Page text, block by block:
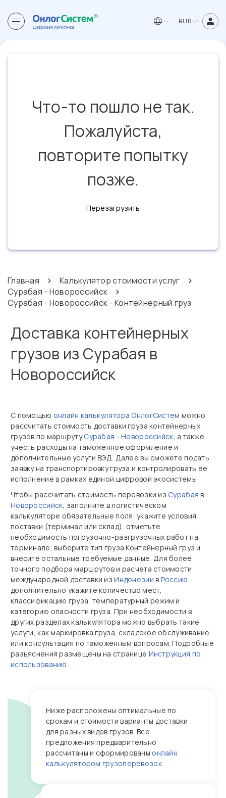
RUB
Что-то пошло не так.
Пожалуйста,
повторите попытку
позже.
Перезагрузить
Главная
Калькулятор стоимости услуг
Сурабая - Новороссийск
Сурабая - Новороссийск - Контейнерный груз
Доставка контейнерных
грузов из Сурабая в
Новороссийск
С помощью онлайн калькулятора ОнлогСистем можно
рассчитать стоимость доставки груза контейнерных
грузов по маршрутуСурабая -Новороссийск, а также
учесть расходы на таможенное оформление и
дополнительные услуги ВЭД. Далее вы сможете подать
заявку на транспортировку груза и контролировать ее
исполнение в рамках единой цифровой экосистемы
Чтобы рассчитать стоимость перевозки из Сурабая в
Новороссийск, заполните в логистическом
калькуляторе обязательные поля: укажите условия
поставки (терминал или склад), отметьте
необходимость погрузочно‑разгрузочных работ на
терминале, выберите тип груза Контейнерный груз и
внесите остальные требуемые данные. Для более
точного подбора маршрутов и расчета стоимости
международной доставки изИндонезии в Россию
дополнительно укажите количество мест,
классификацию груза, температурный режим и
категорию опасности груза. При необходимости в
других разделах калькулятора можно выбрать такие
услуги, как маркировка груза, складское обслуживание
или консультация по таможенным вопросам. Подробные
разъяснения размещены на странице Инструкция по
использованию.
Ниже расположены оптимальные по
срокам и стоимости варианты доставки
для разных видов грузов. Все
предложения предварительно
рассчитаны и сформированы онлайн
калькулятором грузоперевозок.